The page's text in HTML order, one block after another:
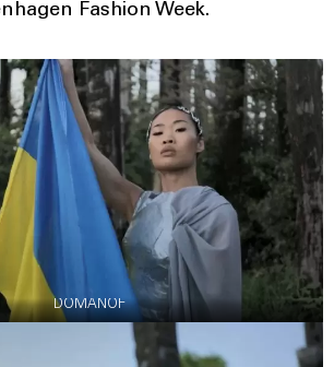
Fashion Week.
DOMANOF